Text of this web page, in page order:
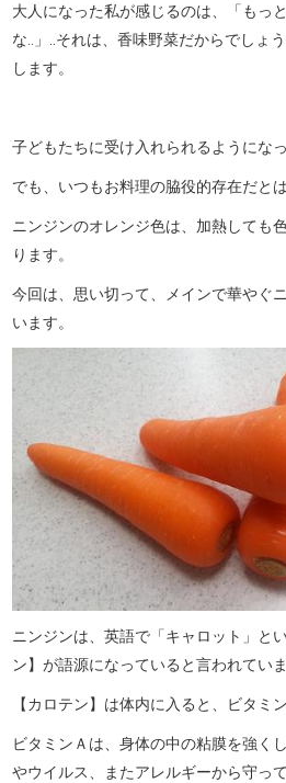
大人になった私が感じるのは、「もっ
な‥」‥それは、香味野菜だからでしょ
します。
子どもたちに受け入れられるようにな
でも、いつもお料理の脇役的存在だと
ニンジンのオレンジ色は、加熱しても
ります。
今回は、思い切って、メインで華やぐ
います。
ニンジンは、英語で「キャロット」と
ン】が語源になっていると言われていま
【カロテン】は体内に入ると、ビタミ
ビタミンＡは、身体の中の粘膜を強く
やウイルス、またアレルギーから守って